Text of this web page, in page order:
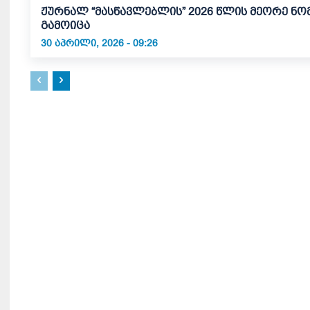
ჟურნალ “მასწავლებლის” 2026 წლის მეორე
გამოიცა
30 ᲐᲞᲠᲘᲚᲘ, 2026 - 09:26